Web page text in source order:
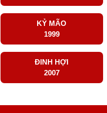
KỶ MÃO
1999
ĐINH HỢI
2007